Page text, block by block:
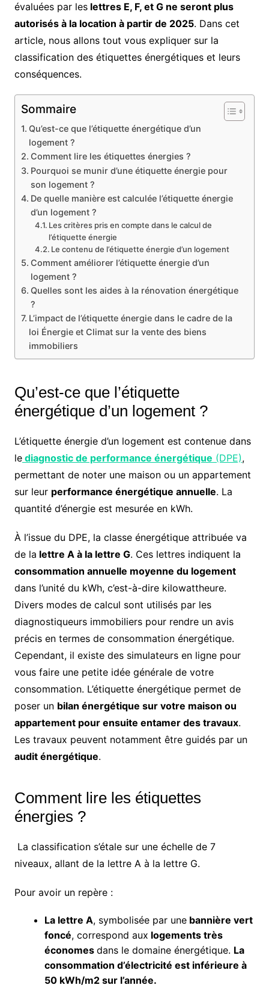
évaluées par leslettres E, F, et G ne seront plus
autorisés à la location à partir de 2025. Dans cet
article, nous allons tout vous expliquer sur la
classification des étiquettes énergétiques et leurs
conséquences.
Sommaire
Qu’est-ce que l’étiquette énergétique d’un
logement ?
Comment lire les étiquettes énergies ?
Pourquoi se munir d’une étiquette énergie pour
son logement ?
De quelle manière est calculée l’étiquette énergie
d’un logement ?
Les critères pris en compte dans le calcul de
l’étiquette énergie
Le contenu de l’étiquette énergie d’un logement
Comment améliorer l’étiquette énergie d’un
logement ?
Quelles sont les aides à la rénovation énergétique
?
L’impact de l’étiquette énergie dans le cadre de la
loi Énergie et Climat sur la vente des biens
immobiliers
Qu’est-ce que l’étiquette
énergétique d’un logement ?
L’étiquette énergie d’un logement est contenue dans
lediagnostic de performance énergétique (DPE),
permettant de noter une maison ou un appartement
sur leur performance énergétique annuelle. La
quantité d’énergie est mesurée en kWh.
À l’issue du DPE, la classe énergétique attribuée va
de la lettre A à la lettre G. Ces lettres indiquent la
consommation annuelle moyenne du logement
dans l’unité du kWh, c’est-à-dire kilowattheure.
Divers modes de calcul sont utilisés par les
diagnostiqueurs immobiliers pour rendre un avis
précis en termes de consommation énergétique.
Cependant, il existe des simulateurs en ligne pour
vous faire une petite idée générale de votre
consommation. L’étiquette énergétique permet de
poser un bilan énergétique sur votre maison ou
appartement pour ensuite entamer des travaux.
Les travaux peuvent notamment être guidés par un
audit énergétique.
Comment lire les étiquettes
énergies ?
La classification s’étale sur une échelle de 7
niveaux, allant de la lettre A à la lettre G.
Pour avoir un repère :
La lettre A, symbolisée par unebannière vert
foncé, correspond aux logements très
économes dans le domaine énergétique. La
consommation d’électricité est inférieure à
50 kWh/m2 sur l’année.